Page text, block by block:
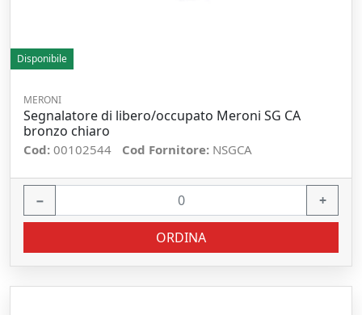
Disponibile
MERONI
Segnalatore di libero/occupato Meroni SG CA
bronzo chiaro
Cod: 00102544 Cod Fornitore: NSGCA
− +
ORDINA